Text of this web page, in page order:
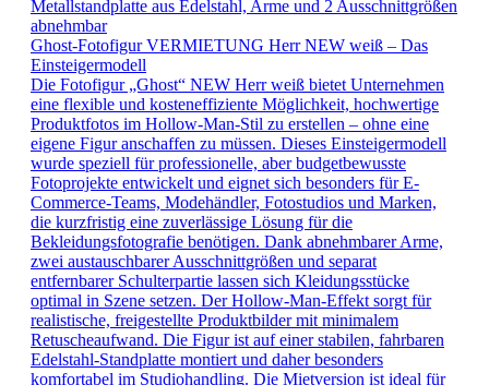
Ghost-Fotofigur VERMIETUNG Herr NEW weiß – Das
Einsteigermodell
Die Fotofigur „Ghost“ NEW Herr weiß bietet Unternehmen
eine flexible und kosteneffiziente Möglichkeit, hochwertige
Produktfotos im Hollow-Man-Stil zu erstellen – ohne eine
eigene Figur anschaffen zu müssen. Dieses Einsteigermodell
wurde speziell für professionelle, aber budgetbewusste
Fotoprojekte entwickelt und eignet sich besonders für E-
Commerce-Teams, Modehändler, Fotostudios und Marken,
die kurzfristig eine zuverlässige Lösung für die
Bekleidungsfotografie benötigen. Dank abnehmbarer Arme,
zwei austauschbarer Ausschnittgrößen und separat
entfernbarer Schulterpartie lassen sich Kleidungsstücke
optimal in Szene setzen. Der Hollow-Man-Effekt sorgt für
realistische, freigestellte Produktbilder mit minimalem
Retuscheaufwand. Die Figur ist auf einer stabilen, fahrbaren
Edelstahl-Standplatte montiert und daher besonders
komfortabel im Studiohandling. Die Mietversion ist ideal für